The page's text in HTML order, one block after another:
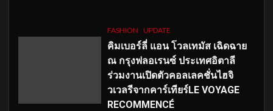
FASHION UPDATE
คิมเบอร์ลี่ แอน โวลเทมัส เฉิดฉาย
ณ กรุงฟลอเรนซ์ ประเทศอิตาลี
ร่วมงานเปิดตัวคอลเลคชั่นไฮจิ
วเวลรีจากคาร์เทียร์LE VOYAGE
RECOMMENCÉ